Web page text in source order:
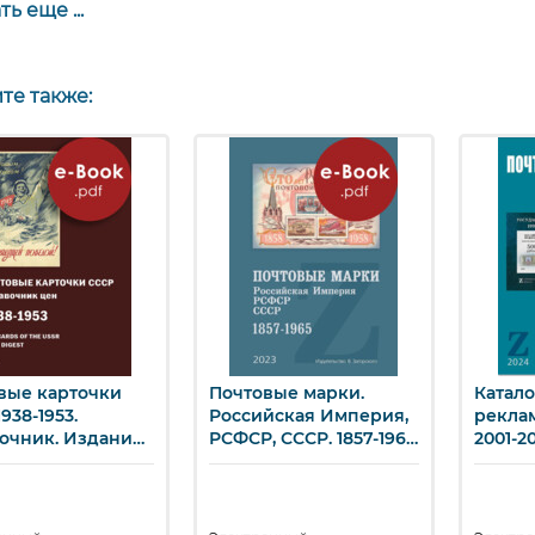
Земские почтовые марки.
1866-1919 (e-book)
Почтовые карточки СССР
1938-1953. Справочник.
Издание III (e-book)
еще ...
также:
просмотр
карточки
1953.
Издание
Быстрый просмотр
Почтовые марки.
Российская Империя,
РСФСР, СССР. 1857-1965
(e-book)
2001-
2024